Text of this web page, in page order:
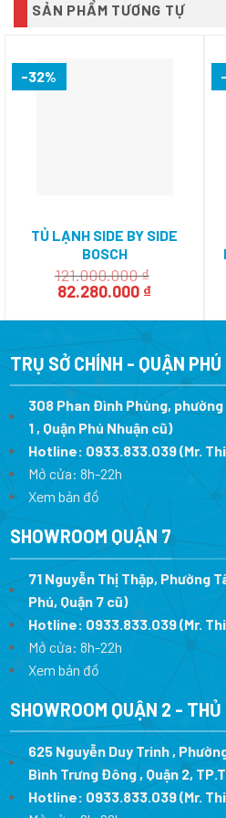
SẢN PHẨM TƯƠNG TỰ
-32%
TỦ LẠNH SIDE BY SIDE
BOSCH
HMH.KAD92SB30|SERIE 8
121.000.000₫
Giá
là:
82.280.000 ₫Giá
tại
TRỤ SỞ CHÍNH - QUẬN
308 Phan Đình Phùng,
1 , Quận Phú Nhuận cũ)
Hotline: 0933.833.039(Mr.
Mở cửa: 8h-22h
Xem bản đồ
SHOWROOM QUẬN 7
71 Nguyễn Thị Thập, Phường
Phú, Quận 7 cũ)
Hotline: 0933.833.039(Mr. Thi
Mở cửa: 8h-22h
Xem bản đồ
SHOWROOM QUẬN 2 -
625 Nguyễn Duy Trinh ,
Bình Trưng Đông , Quận 2,
Hotline: 0933.833.039(Mr.